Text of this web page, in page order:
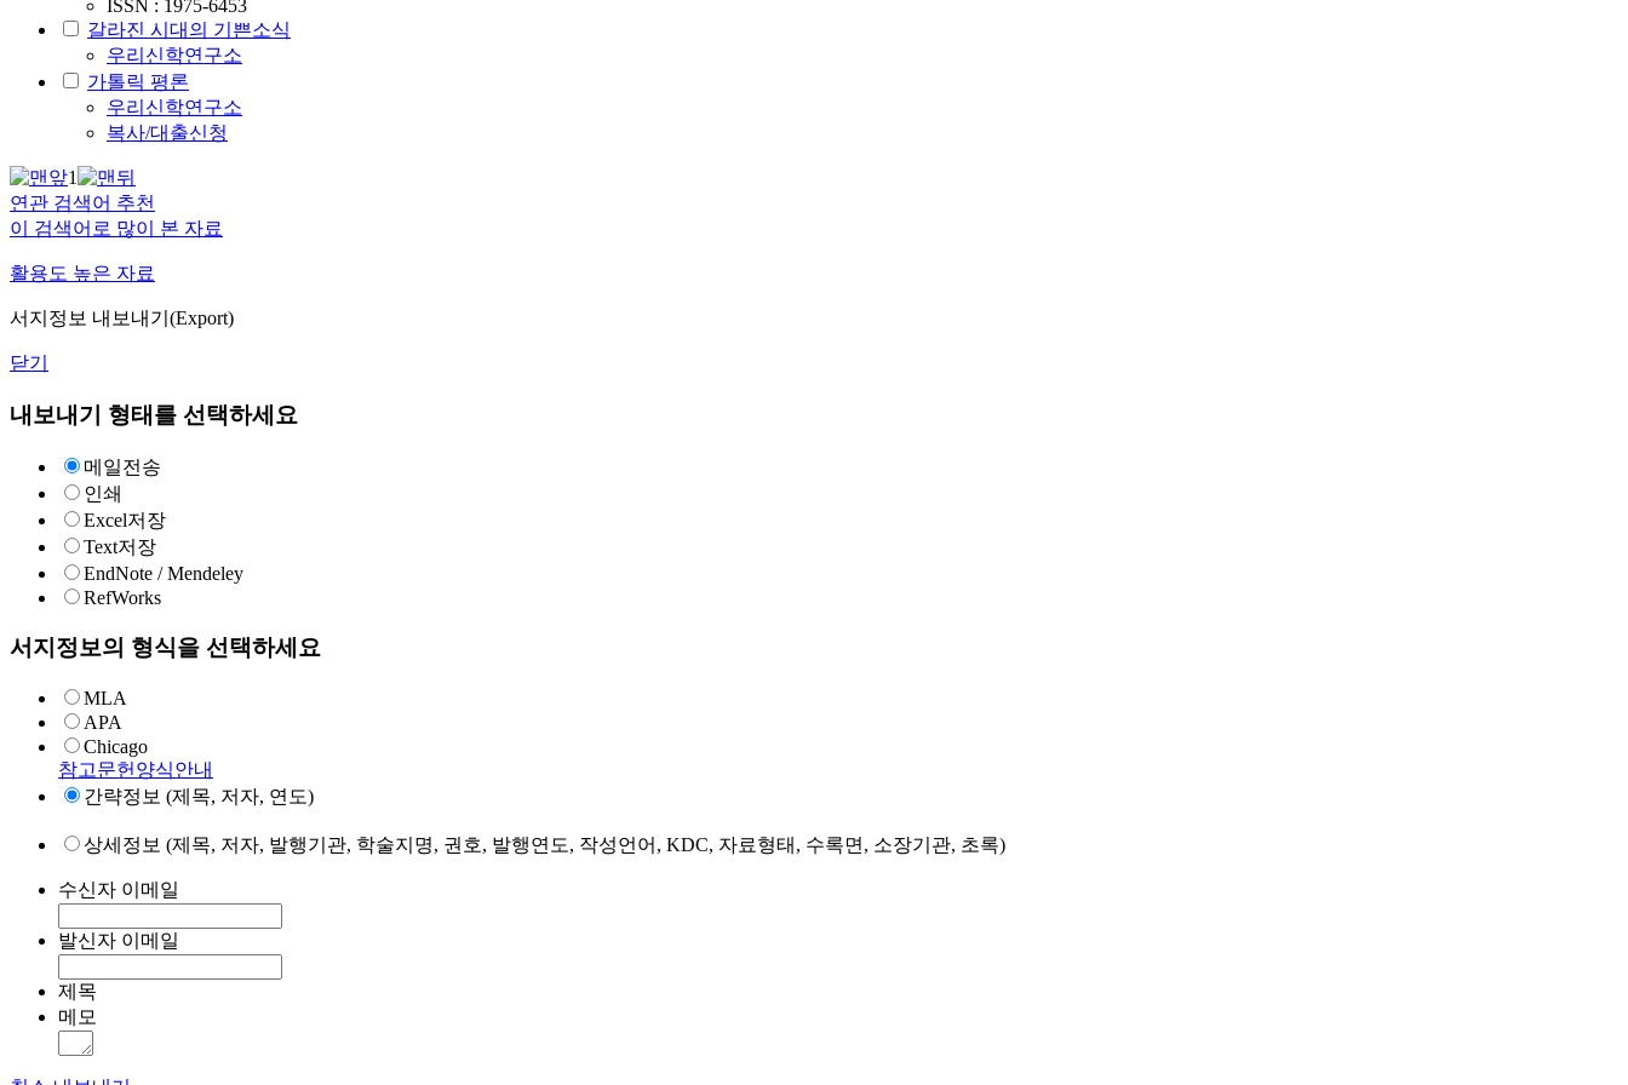
ISSN : 1975-6453
갈라진 시대의 기쁜소식
우리신학연구소
가톨릭 평론
우리신학연구소
복사/대출신청
1
연관 검색어 추천
이 검색어로 많이 본 자료
활용도 높은 자료
서지정보 내보내기(Export)
닫기
내보내기 형태를 선택하세요
메일전송
인쇄
Excel저장
Text저장
EndNote / Mendeley
RefWorks
서지정보의 형식을 선택하세요
MLA
APA
Chicago
참고문헌양식안내
간략정보 (제목, 저자, 연도)
상세정보 (제목, 저자, 발행기관, 학술지명, 권호, 발행연도, 작성언어, KDC, 자료형태, 수록면, 소장기관, 초록)
수신자 이메일
발신자 이메일
제목
메모